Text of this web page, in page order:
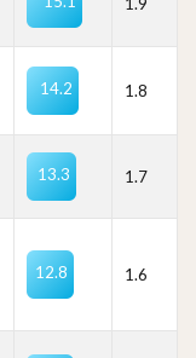
14.2 1.8
13.3 1.7
12.8 1.6